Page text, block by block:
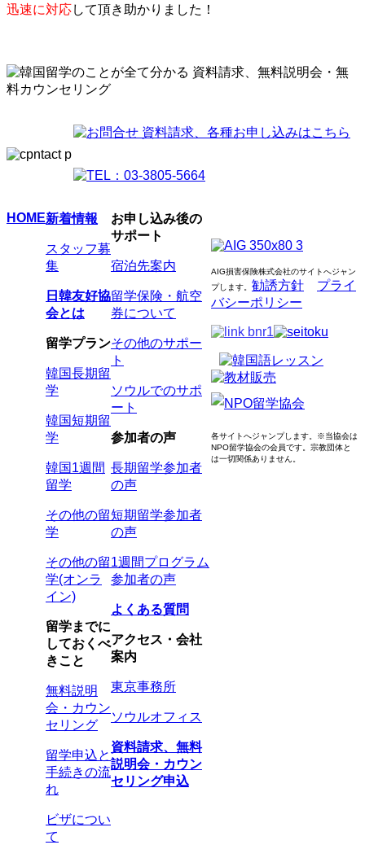
迅速に対応して頂き助かりました！
HOME新着情報
スタッフ募
集
日韓友好協
会とは
留学プラン
韓国長期留
学
韓国短期留
学
韓国1週間
留学
その他の留
学
その他の留
学(オンラ
イン)
留学までに
しておくべ
きこと
無料説明
会・カウン
セリング
留学申込と
手続きの流
れ
ビザについ
て
お申し込み後の
サポート
宿泊先案内
留学保険・航空
券について
その他のサポー
ト
ソウルでのサポ
ート
参加者の声
長期留学参加者
の声
短期留学参加者
の声
1週間プログラム
参加者の声
よくある質問
アクセス・会社
案内
東京事務所
ソウルオフィス
資料請求、無料
説明会・カウン
セリング申込
AIG損害保険株式会社のサイトへジャン
プします
勧誘方針
プライ
バシーポリシー
各サイトへジャンプします。 ※当協会は
NPO留学協会の会員です。 宗教団体と
は一切関係ありません。